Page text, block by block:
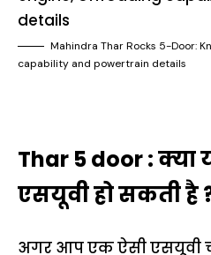
Mahindra Thar Rocks 5-Door:
capability and powertrain details
Thar 5 door :
एसयूवी हो सकती है
अगर आप एक ऐसी एसयूवी